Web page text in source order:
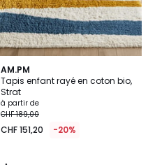
AM.PM
Tapis enfant rayé en coton bio,
Strat
à partir de
CHF 189,00
CHF 151,20 -20%
3,9
/ 5